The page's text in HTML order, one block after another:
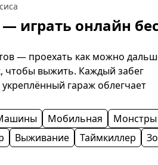
— проехать как можно
чтобы выжить. Каждый забег
гараж облегчает
Мобильная
Монстры
Выживание Таймкиллер